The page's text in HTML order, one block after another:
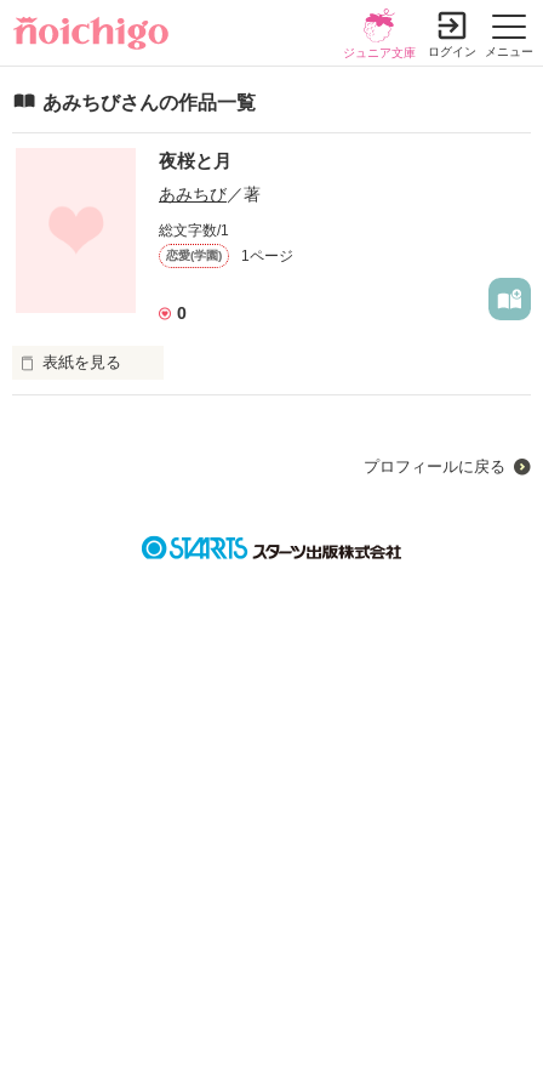
メニュー
ジュニア文庫 ログイン
あみちびさんの作品一覧
夜桜と月
あみちび／著
総文字数/1
恋愛(学園) 1ページ
0
表紙を見る
プロフィールに戻る